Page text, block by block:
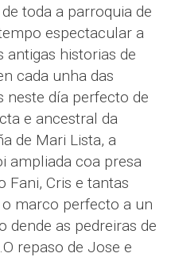
toda a parroquia de
espectacular a
antigas historias de
cada unha das
neste día perfecto de
e ancestral da
de Mari Lista, a
ampliada coa presa
Fani, Cris e tantas
marco perfecto a un
dende as pedreiras de
repaso de Jose e